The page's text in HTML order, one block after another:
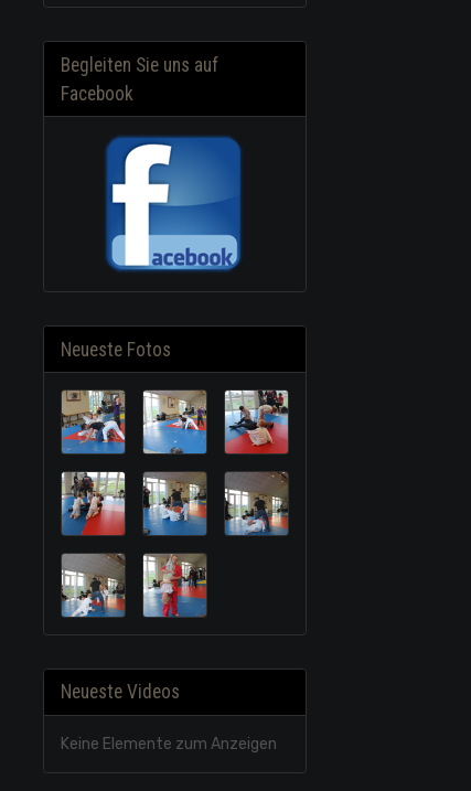
Begleiten Sie uns auf
Facebook
Neueste Fotos
Neueste Videos
Keine Elemente zum Anzeigen